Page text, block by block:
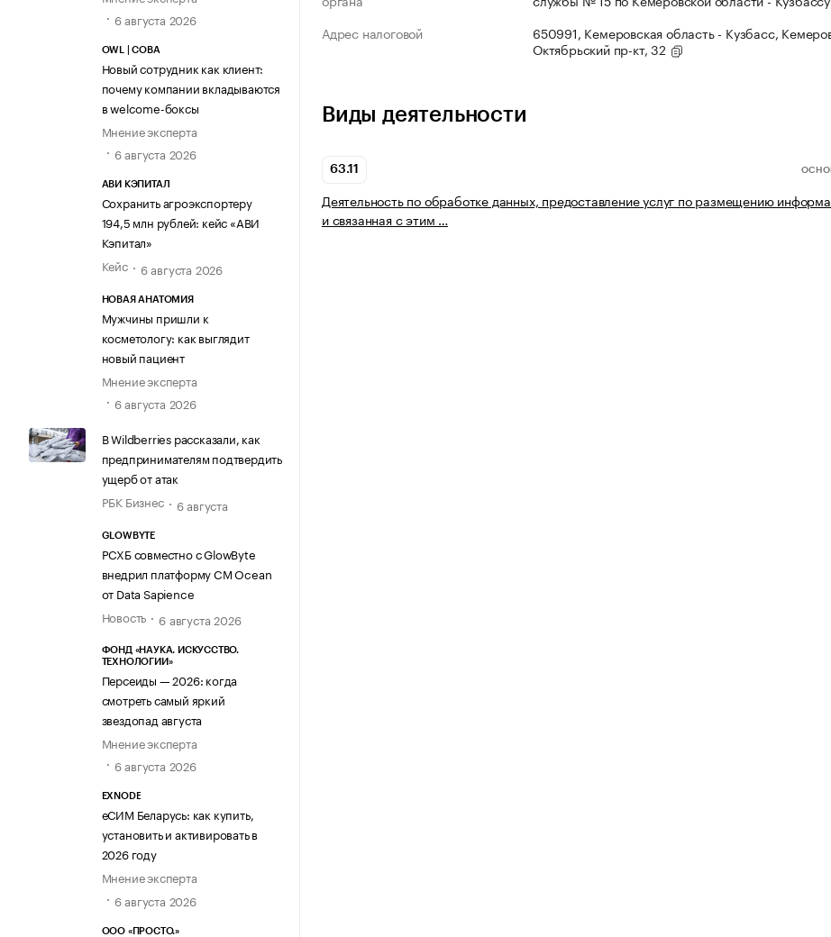
6 августа 2026
OWL | СОВА
Новый сотрудник как клиент:
почему компании вкладываются
в welcome-боксы
Мнение эксперта
6 августа 2026
АВИ КЭПИТАЛ
Сохранить агроэкспортеру
194,5 млн рублей: кейс «АВИ
Кэпитал»
Кейс
6 августа 2026
НОВАЯ АНАТОМИЯ
Мужчины пришли к
косметологу: как выглядит
новый пациент
Мнение эксперта
6 августа 2026
В Wildberries рассказали, как
предпринимателям подтвердить
ущерб от атак
РБК Бизнес
6 августа
GLOWBYTE
РСХБ совместно с GlowByte
внедрил платформу CM Ocean
от Data Sapience
Новость
6 августа 2026
ФОНД «НАУКА. ИСКУССТВО.
ТЕХНОЛОГИИ»
Персеиды — 2026: когда
смотреть самый яркий
звездопад августа
Мнение эксперта
6 августа 2026
EXNODE
еСИМ Беларусь: как купить,
установить и активировать в
2026 году
Мнение эксперта
6 августа 2026
ООО «ПРОСТО.»
Адрес налоговой
650991, Кемеровская область - Кузбасс,
Октябрьский пр-кт, 32
Виды деятельности
63.11
Деятельность по обработке данных, предоставление услуг по размещению
и связанная с этим …